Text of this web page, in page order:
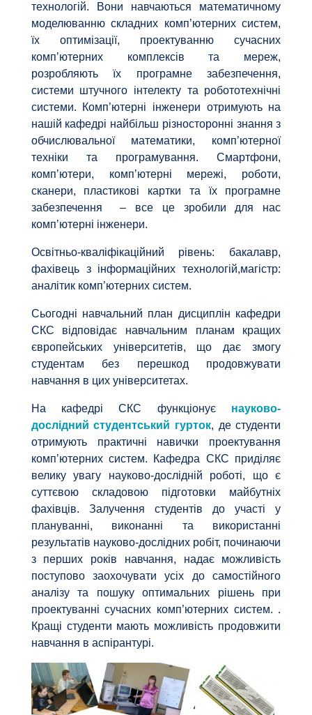
технологій. Вони навчаються математичному
моделюванню складних комп’ютерних систем,
їх оптимізації, проектуванню сучасних
комп’ютерних комплексів та мереж,
розробляють їх програмне забезпечення,
системи штучного інтелекту та робототехнічні
системи. Комп’ютерні інженери отримують на
нашій кафедрі найбільш різносторонні знання з
обчислювальної математики, комп’ютерної
техніки та програмування. Смартфони,
комп’ютери, комп’ютерні мережі, роботи,
сканери, пластикові картки та їх програмне
забезпечення – все це зробили для нас
комп’ютерні інженери.
Освітньо-кваліфікаційний рівень: бакалавр,
фахівець з інформаційних технологій,магістр:
аналітик комп’ютерних систем.
Сьогодні навчальний план дисциплін кафедри
СКС відповідає навчальним планам кращих
європейських університетів, що дає змогу
студентам без перешкод продовжувати
навчання в цих університетах.
На кафедрі СКС функціонує науково-
дослідний студентський гурток, де студенти
отримують практичні навички проектування
комп’ютерних систем. Кафедра СКС приділяє
велику увагу науково-дослідній роботі, що є
суттєвою складовою підготовки майбутніх
фахівців. Залучення студентів до участі у
плануванні, виконанні та використанні
результатів науково-дослідних робіт, починаючи
з перших років навчання, надає можливість
поступово заохочувати усіх до самостійного
аналізу та пошуку оптимальних рішень при
проектуванні сучасних комп’ютерних систем. .
Кращі студенти мають можливість продовжити
навчання в аспірантурі.